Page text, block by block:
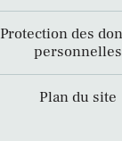
Protection des
personnelles
Plan du site